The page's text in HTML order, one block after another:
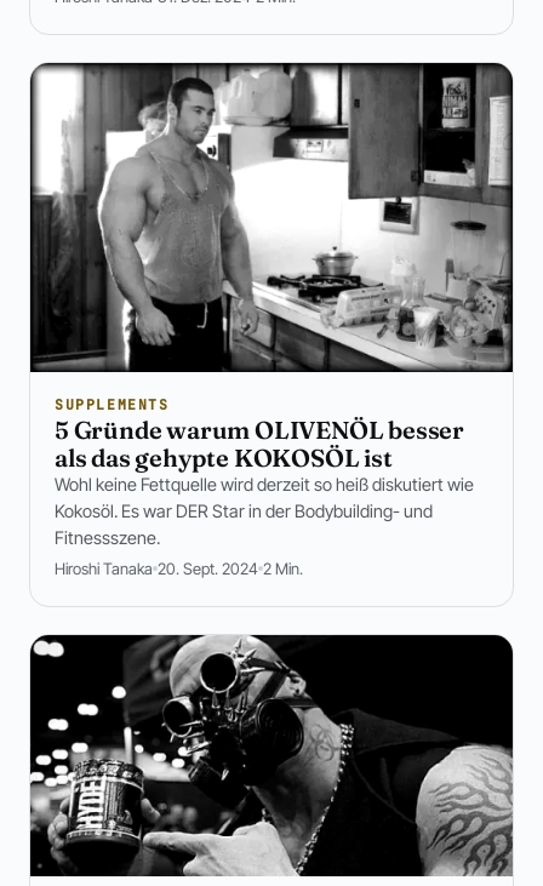
SUPPLEMENTS
5 Gründe warum OLIVENÖL besser
als das gehypte KOKOSÖL ist
Wohl keine Fettquelle wird derzeit so heiß diskutiert wie
Kokosöl. Es war DER Star in der Bodybuilding- und
Fitnessszene.
Hiroshi Tanaka 20. Sept. 2024 2 Min.